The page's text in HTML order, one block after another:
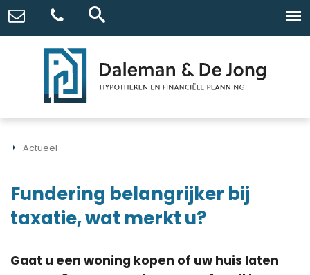
Actueel
Fundering belangrijker bij
taxatie, wat merkt u?
Gaat u een woning kopen of uw huis laten